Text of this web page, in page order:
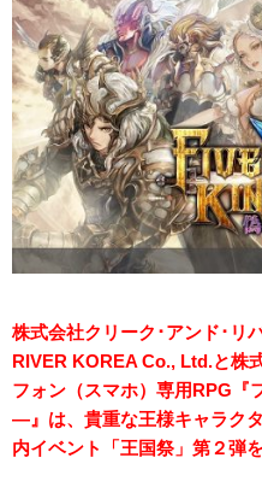
株式会社クリーク･アンド･リ
RIVER KOREA Co., Ltd.と株
フォン（スマホ）専用RPG『
―』は、貴重な王様キャラク
内イベント「王国祭」第２弾